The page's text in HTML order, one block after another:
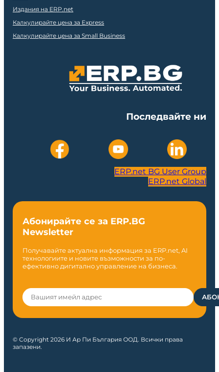
Издания на ERP.net
Калкулирайте цена за Express
Калкулирайте цена за Small Business
Последвайте ни
ERP.net BG User Group
ERP.net Global
Абонирайте се за ERP.BG
Newsletter
Получавайте актуална информация за ERP.net, AI
технологиите и новите възможности за по-
ефективно дигитално управление на бизнеса.
© Copyright 2026 И Ар Пи България ООД. Всички права
запазени.